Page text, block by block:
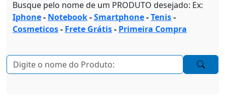
Busque pelo nome de um PRODUTO desejado: Ex:
Iphone- Notebook-Smartphone-Tenis-
Cosmeticos- Frete Grátis- Primeira Compra